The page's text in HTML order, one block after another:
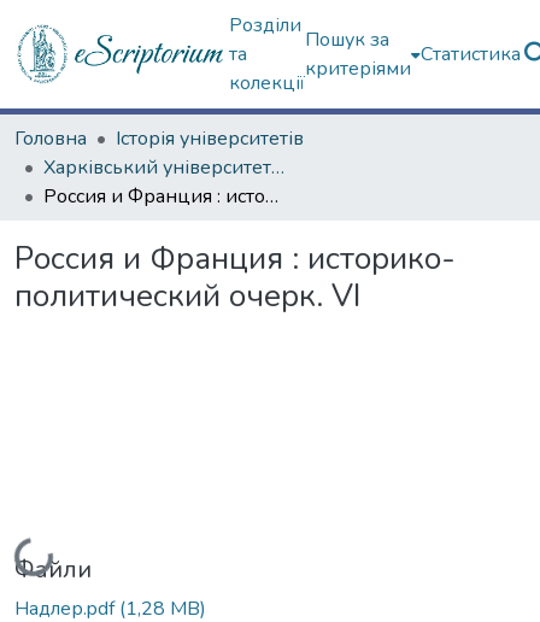
Розділи
та
колекції
Пошук за
критеріями
Статистика
Головна
Історія університетів
Харківський університет (сторінками періодичних видань)
Россия и Франция : историко-политический очерк. VI
Россия и Франция : историко-
политический очерк. VI
Вантажиться...
Файли
Надлер.pdf(1,28 MB)